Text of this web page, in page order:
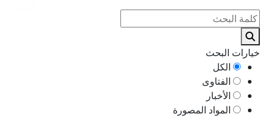
خيارات البحث
الكل
الفتاوى
الأخبار
المواد المصورة